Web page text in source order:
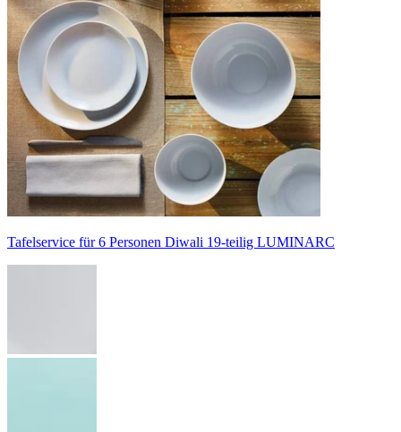
Tafelservice für 6 Personen Diwali 19-teilig LUMINARC